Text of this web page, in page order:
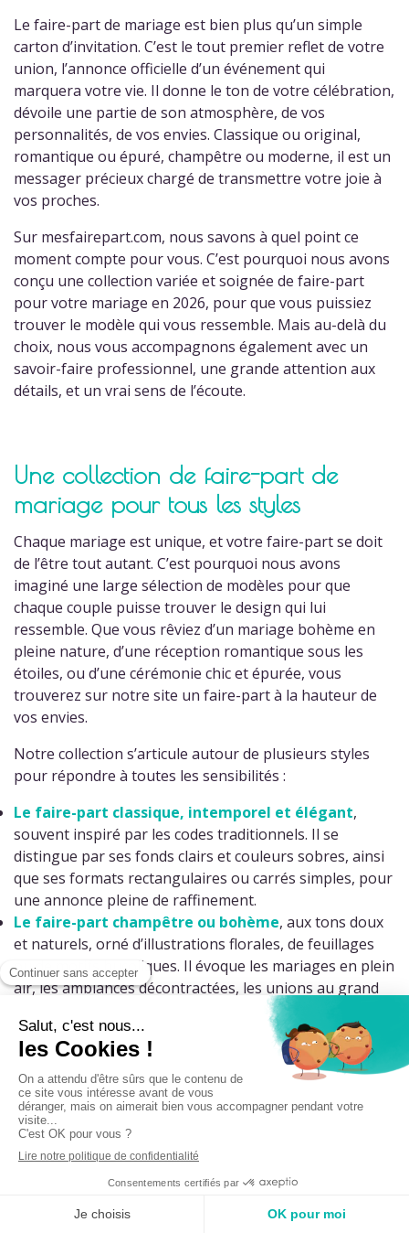
Le faire-part de mariage est bien plus qu’un simple
carton d’invitation. C’est le tout premier reflet de votre
union, l’annonce officielle d’un événement qui
marquera votre vie. Il donne le ton de votre célébration,
dévoile une partie de son atmosphère, de vos
personnalités, de vos envies. Classique ou original,
romantique ou épuré, champêtre ou moderne, il est un
messager précieux chargé de transmettre votre joie à
vos proches.
Sur mesfairepart.com, nous savons à quel point ce
moment compte pour vous. C’est pourquoi nous avons
conçu une collection variée et soignée de faire-part
pour votre mariage en 2026, pour que vous puissiez
trouver le modèle qui vous ressemble. Mais au-delà du
choix, nous vous accompagnons également avec un
savoir-faire professionnel, une grande attention aux
détails, et un vrai sens de l’écoute.
Une collection de faire-part de
mariage pour tous les styles
Chaque mariage est unique, et votre faire-part se doit
de l’être tout autant. C’est pourquoi nous avons
imaginé une large sélection de modèles pour que
chaque couple puisse trouver le design qui lui
ressemble. Que vous rêviez d’un mariage bohème en
pleine nature, d’une réception romantique sous les
étoiles, ou d’une cérémonie chic et épurée, vous
trouverez sur notre site un faire-part à la hauteur de
vos envies.
Notre collection s’articule autour de plusieurs styles
pour répondre à toutes les sensibilités :
Le faire-part classique, intemporel et élégant,
souvent inspiré par les codes traditionnels. Il se
distingue par ses fonds clairs et couleurs sobres, ainsi
que ses formats rectangulaires ou carrés simples, pour
une annonce pleine de raffinement.
Le faire-part champêtre ou bohème, aux tons doux
et naturels, orné d’illustrations florales, de feuillages
ou de motifs bucoliques. Il évoque les mariages en plein
air, les ambiances décontractées, les unions au grand
Lefaire-part moderne, graphique et audacieux, qui
joue sur des designs plus contemporains, des couleurs
contrastées, des typos originales. Il est parfait pour les
couples à la recherche d’une touche design ou d’une
mise en page plus créative. Dans cette gamme vous
trouverez également des
qui feront sourire vos invités.
faire-part romantique, aux teintes pastel, avec des
cœurs, des aquarelles ou des ornements floraux. Il